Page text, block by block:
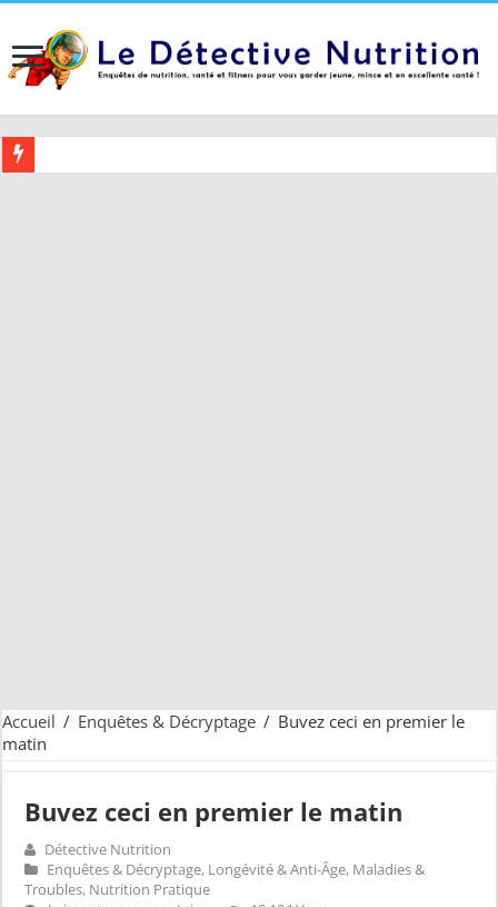
Accueil / Enquêtes & Décryptage / Buvez ceci en premier le
matin
Buvez ceci en premier le matin
Détective Nutrition
Enquêtes & Décryptage, Longévité & Anti-Âge, Maladies &
Troubles, Nutrition Pratique